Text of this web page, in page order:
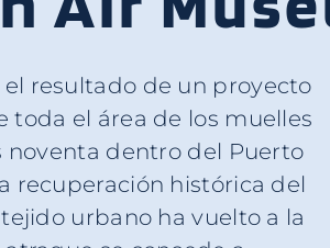
resultado de un proyecto
el área de los muelles
noventa dentro del Puerto
recuperación histórica del
urbano ha vuelto a la
la Dársena, donde los
mañana directamente
el ejemplo de los
el Galata ha
al aire libre, que narra la